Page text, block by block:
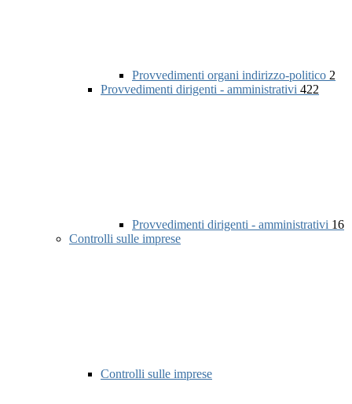
Provvedimenti organi indirizzo-politico 2
Provvedimenti dirigenti - amministrativi 422
Provvedimenti dirigenti - amministrativi 16
Controlli sulle imprese
Controlli sulle imprese